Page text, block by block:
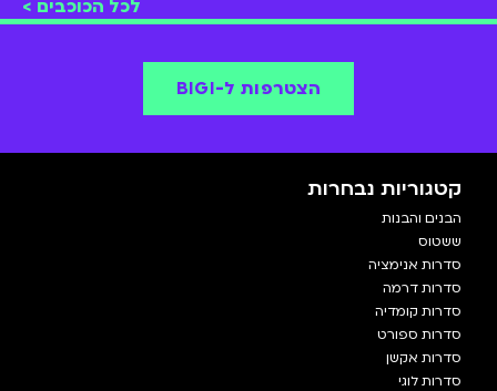
לכל הכוכבים >
הצטרפות ל-BIGI
קטגוריות נבחרות
הבנים והבנות
ששטוס
סדרות אנימציה
סדרות דרמה
סדרות קומדיה
סדרות ספורט
סדרות אקשן
סדרות לוגי